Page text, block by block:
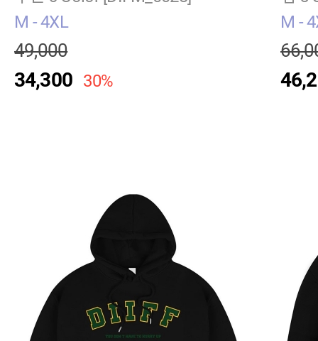
M - 4XL
49,000
34,300 30%
M -